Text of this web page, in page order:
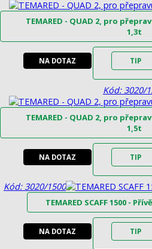
TEMARED - QUAD 2, pro
1,3t
NA DOTAZ TIP
Kód: 3020/
TEMARED - QUAD 2, pro
1,5t
NA DOTAZ TIP
Kód: 3020/1500
TEMARED SCAFF 1500 -
NA DOTAZ TIP